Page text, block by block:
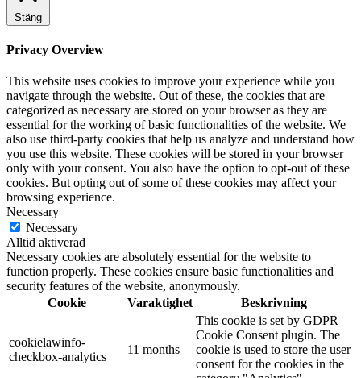
Stäng
Privacy Overview
This website uses cookies to improve your experience while you
navigate through the website. Out of these, the cookies that are
categorized as necessary are stored on your browser as they are
essential for the working of basic functionalities of the website. We
also use third-party cookies that help us analyze and understand how
you use this website. These cookies will be stored in your browser
only with your consent. You also have the option to opt-out of these
cookies. But opting out of some of these cookies may affect your
browsing experience.
Necessary
Necessary
Alltid aktiverad
Necessary cookies are absolutely essential for the website to
function properly. These cookies ensure basic functionalities and
security features of the website, anonymously.
Cookie
Varaktighet Beskrivning
cookielawinfo-
checkbox-analytics
11 months
This cookie is set by GDPR
Cookie Consent plugin. The
cookie is used to store the user
consent for the cookies in the